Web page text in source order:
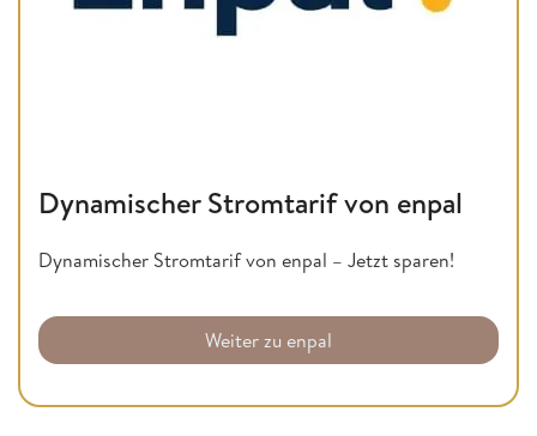
Dynamischer Stromtarif von enpal
Dynamischer Stromtarif von enpal – Jetzt sparen!
Weiter zu enpal